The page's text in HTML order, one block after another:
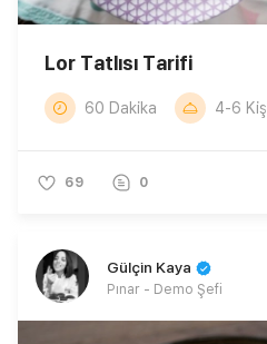
Lor Tatlısı Tarifi
60 Dakika 4-6
69 0
Gülçin Kaya
Pınar - Demo Şefi